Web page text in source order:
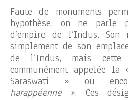
Faute de monuments
hypothèse, on ne parle
d’empire de l’Indus. Son
simplement de son
de l’Indus, mais
communément appelée
Saraswati » ou
harappéenne ». Ces